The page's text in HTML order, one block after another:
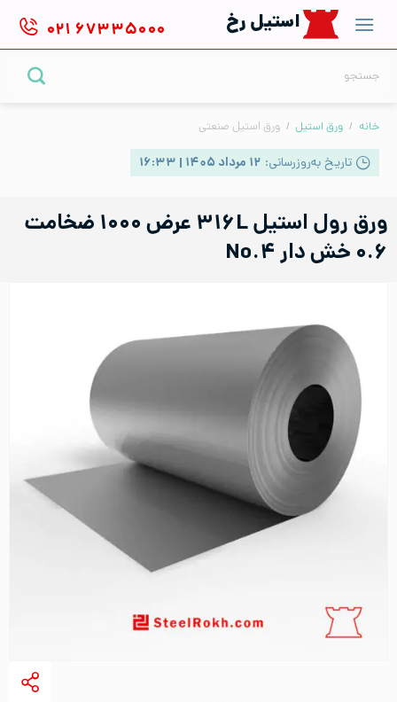
content
استیل رخ ۰۲۱ ۶۷۳۳۵۰۰۰
خانه / ورق استیل / ورق استیل صنعتی
تاریخ به‌روزرسانی: ۱۲ مرداد ۱۴۰۵ | ۱۶:۳۳
ورق رول استیل ۳۱۶L عرض ۱۰۰۰ ضخامت
۰.۶ خش دار No.۴